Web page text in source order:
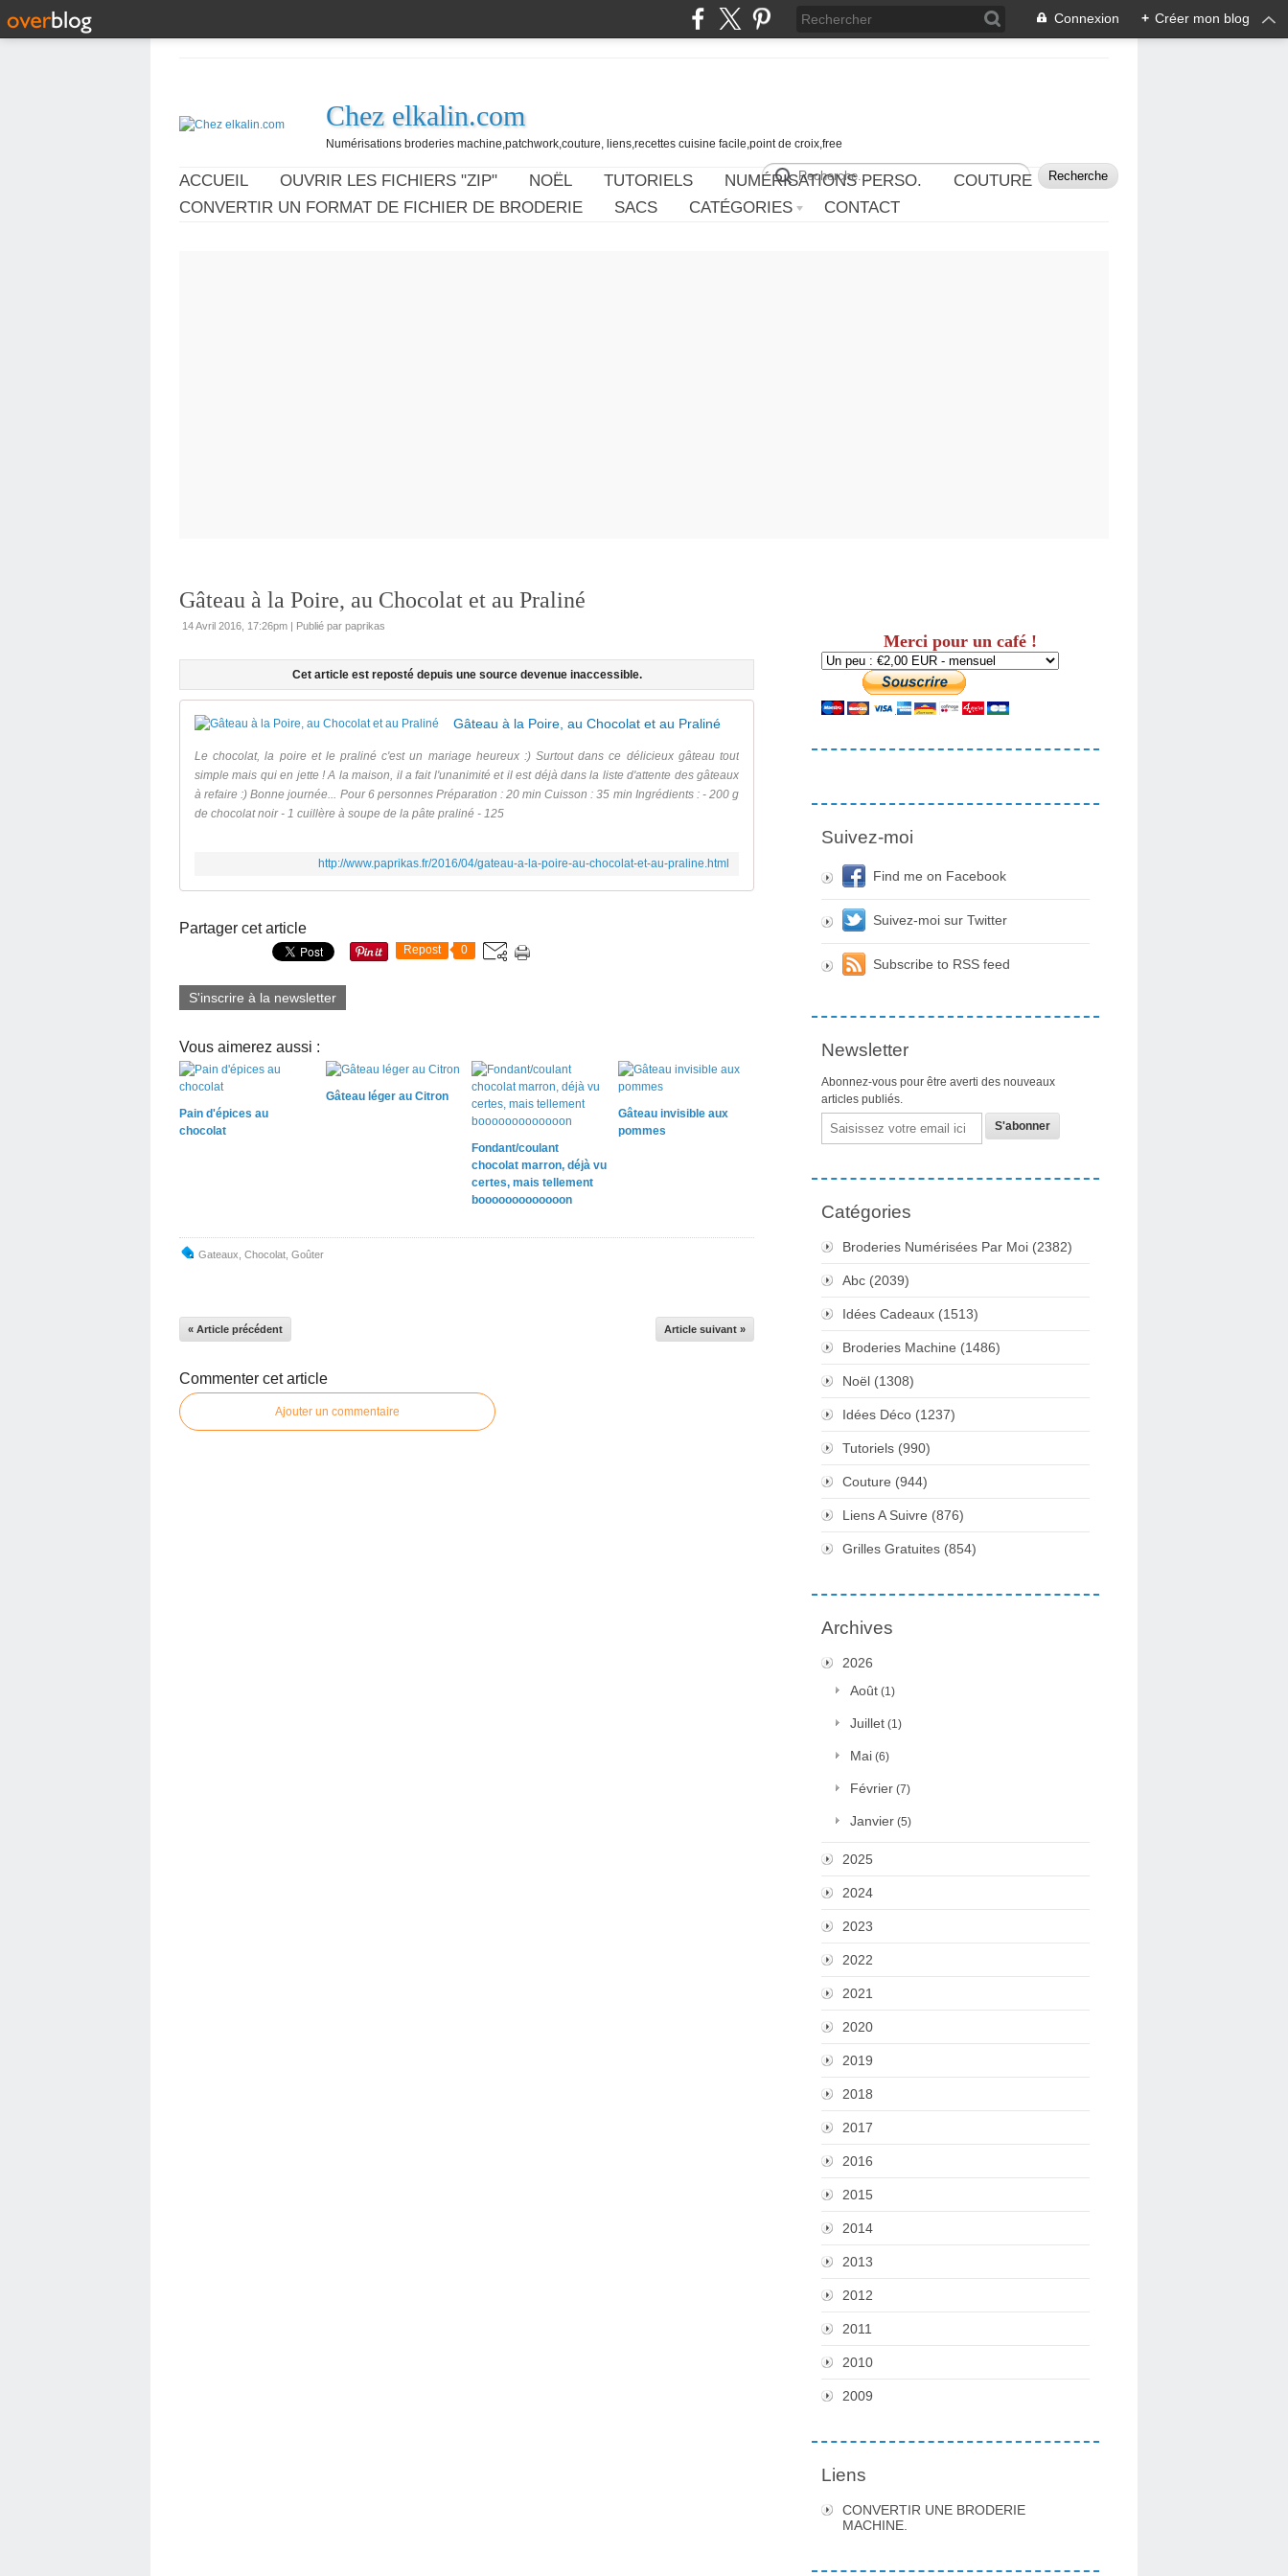
Connexion + Créer mon blog
Chez elkalin.com
Numérisations broderies machine,patchwork,couture, liens,recettes cuisine facile,point de croix,free
ACCUEIL OUVRIR LES FICHIERS "ZIP" NOËL TUTORIELS NUMÉRISATIONS PERSO.
COUTURE
CONVERTIR UN FORMAT DE FICHIER DE BRODERIE
SACS CATÉGORIES CONTACT
Gâteau à la Poire, au Chocolat et au Praliné
14 Avril 2016, 17:26pm | Publié par paprikas
Cet article est reposté depuis une source devenue inaccessible.
Gâteau à la Poire, au Chocolat et au Praliné
Le chocolat, la poire et le praliné c'est un mariage heureux :) Surtout dans ce délicieux gâteau tout
simple mais qui en jette ! A la maison, il a fait l'unanimité et il est déjà dans la liste d'attente des gâteaux
à refaire :) Bonne journée... Pour 6 personnes Préparation : 20 min Cuisson : 35 min Ingrédients : - 200 g
de chocolat noir - 1 cuillère à soupe de la pâte praliné - 125
http://www.paprikas.fr/2016/04/gateau-a-la-poire-au-chocolat-et-au-praline.html
Partager cet article
Repost 0
S'inscrire à la newsletter
Vous aimerez aussi :
Pain d'épices au
chocolat
Gâteau léger au Citron
Fondant/coulant
chocolat marron, déjà vu
certes, mais tellement
booooooooooooon
Gâteau invisible aux
pommes
Gateaux Chocolat Goûter
« Article précédent Article suivant »
Commenter cet article
Ajouter un commentaire
Merci pour un café !
Suivez-moi
Find me on Facebook
Suivez-moi sur Twitter
Subscribe to RSS feed
Newsletter
Abonnez-vous pour être averti des nouveaux
articles publiés.
Email
Catégories
Broderies Numérisées Par Moi (2382)
Abc (2039)
Idées Cadeaux (1513)
Broderies Machine (1486)
Noël (1308)
Idées Déco (1237)
Tutoriels (990)
Couture (944)
Liens A Suivre (876)
Grilles Gratuites (854)
Archives
2026
Août (1)
Juillet (1)
Mai (6)
Février (7)
Janvier (5)
2025
2024
2023
2022
2021
2020
2019
2018
2017
2016
2015
2014
2013
2012
2011
2010
2009
Liens
CONVERTIR UNE BRODERIE
MACHINE.